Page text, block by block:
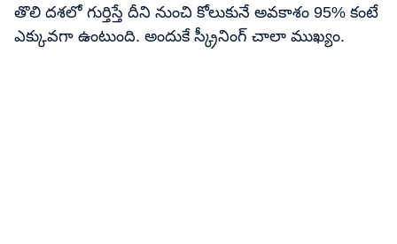
తొలి దశలో గుర్తిస్తే దీని నుంచి కోలుకునే అవకాశం 95% కంటే
ఎక్కువగా ఉంటుంది. అందుకే స్క్రీనింగ్ చాలా ముఖ్యం.